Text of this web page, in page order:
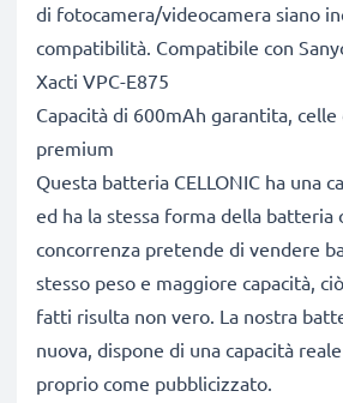
di fotocamera/videocamera siano
compatibilità. Compatibile con
Xacti VPC-E875
Capacità di 600mAh garantita,
premium
Questa batteria CELLONIC ha una
ed ha la stessa forma della batteria
concorrenza pretende di vendere
stesso peso e maggiore capacità,
fatti risulta non vero. La nostra
nuova, dispone di una capacità
proprio come pubblicizzato.